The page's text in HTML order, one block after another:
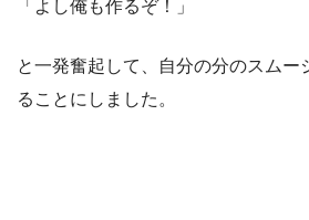
「よし俺も作るぞ！」
と一発奮起して、自分の分のスムー
ることにしました。